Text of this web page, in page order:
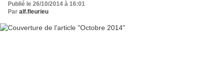
Publié le 26/10/2014 à 16:01
Par alf.fleurieu